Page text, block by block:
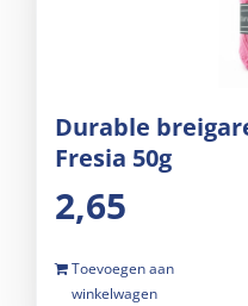
Durable
Fresia 50g
2,65
Toevoegen aan
winkelwagen